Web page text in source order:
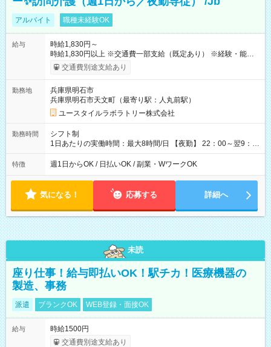
アルバイト 職種未経験OK
給与
時給1,830円～
時給1,830円以上 ※交通費一部支給（既定あり） ※経験・能力を
考慮して決定します 【収入例】 週1回勤務の場合：1,830円×8時
間×4回=5万8,560円 週3回勤務の場合：1,830円×8時間×12回
月 ※ 雇用形態と給与に、本採用時と異なる部分があります。 雇
用形態：本採用時と同じです。 給与：時給 1,550円以上
交通費別途支給あり
勤務地
兵庫県明石市
兵庫県明石市天文町（最寄り駅：人丸前駅）
ユースタイルラボラトリー株式会社
勤務時間
シフト制
1日あたりの実働時間：最大8時間/日 【夜勤】 22：00～翌9：
00 ※週1日～OK ／ 夜勤専従 ＊＊ 勤務時間例 ＊＊ ■22時か
ら翌7時 ■23時から翌8時 ■24時から翌9時 など ※上記の時間
ます。 ※曜日固定（毎週同じ曜日での勤務となります）
特徴 週1日からOK / 日払いOK / 副業・WワークOK
気になる！ 応募する 詳細へ
未読
座り仕事！給与即払いOK！駅チカ！医療機器の
製造、事務
派遣 ブランクOK WEB登録・面接OK
給与
時給1500円
交通費別途支給あり